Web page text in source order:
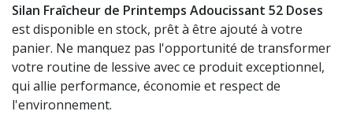
Silan Fraîcheur de Printemps Adoucissant 52 Doses
est disponible en stock, prêt à être ajouté à votre
panier. Ne manquez pas l'opportunité de transformer
votre routine de lessive avec ce produit exceptionnel,
qui allie performance, économie et respect de
l'environnement.